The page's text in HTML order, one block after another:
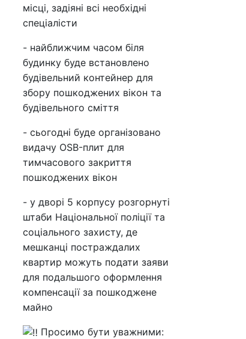
місці, задіяні всі необхідні
спеціалісти
- найближчим часом біля
будинку буде встановлено
будівельний контейнер для
збору пошкоджених вікон та
будівельного сміття
- сьогодні буде організовано
видачу OSB-плит для
тимчасового закриття
пошкоджених вікон
- у дворі 5 корпусу розгорнуті
штаби Національної поліції та
соціального захисту, де
мешканці постраждалих
квартир можуть подати заяви
для подальшого оформлення
компенсації за пошкоджене
майно
Просимо бути уважними: